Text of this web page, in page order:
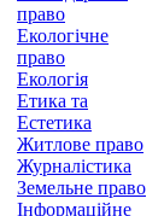
право
Екологічне
право
Екологія
Етика та
Естетика
Житлове право
Журналістика
Земельне право
Інформаційне